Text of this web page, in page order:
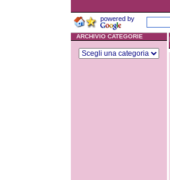
powered by
ARCHIVIO CATEGORIE